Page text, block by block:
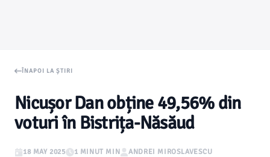
ÎNAPOI LA ȘTIRI
Nicușor Dan obține 49,56% din
voturi în Bistrița-Năsăud
18 MAY 2025 1 MINUT MIN ANDREI MIROSLAVESCU